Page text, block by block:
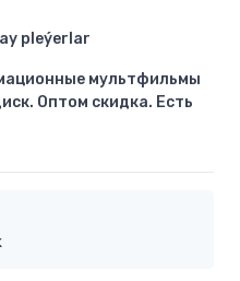
pleýerlar
мультфильмы
Оптом скидка. Есть